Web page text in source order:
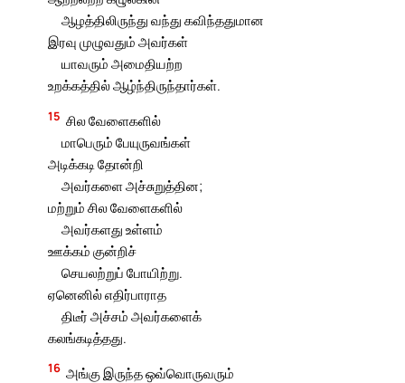
ஆழத்திலிருந்து வந்து கவிந்ததுமான
இரவு முழுவதும் அவர்கள்
யாவரும் அமைதியற்ற
உறக்கத்தில் ஆழ்ந்திருந்தார்கள்.
15 சில வேளைகளில்
மாபெரும் பேயுருவங்கள்
அடிக்கடி தோன்றி
அவர்களை அச்சுறுத்தின;
மற்றும் சில வேளைகளில்
அவர்களது உள்ளம்
ஊக்கம் குன்றிச்
செயலற்றுப் போயிற்று.
ஏனெனில் எதிர்பாராத
திடீர் அச்சம் அவர்களைக்
கலங்கடித்தது.
16 அங்கு இருந்த ஒவ்வொருவரும்